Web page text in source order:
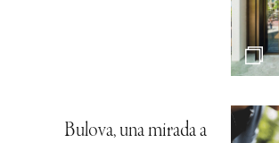
Bulova, una mirada a